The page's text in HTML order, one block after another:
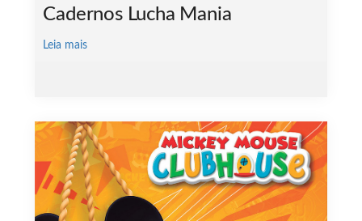
Cadernos Lucha Mania
Leia mais